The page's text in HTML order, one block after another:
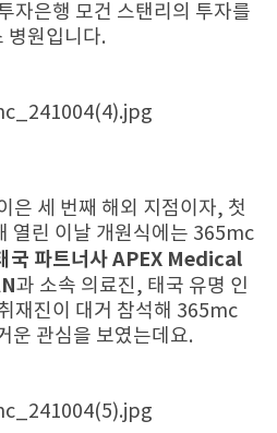
자은행 모건 스탠리의 투자를
병원입니다.
은 세 번째 해외 지점이자, 첫
열린 이날 개원식에는 365mc
국 파트너사 APEX Medical
과 소속 의료진, 태국 유명 인
재진이 대거 참석해 365mc
운 관심을 보였는데요.